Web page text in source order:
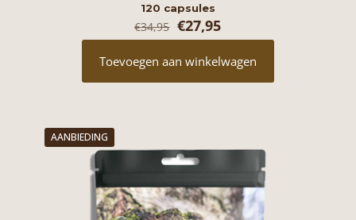
120 capsules
€34,95 Oorspronkelijke
prijs
was:
€34,95.
€27,95Huidige
prijs
€27,95.
Toevoegen aan winkelwagen
AANBIEDING